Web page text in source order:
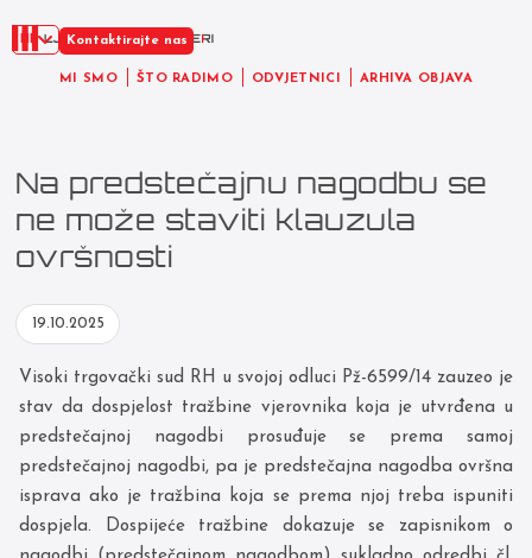
MI SMO ŠTO RADIMO ODVJETNICI ARHIVA OBJAVA
Kontaktirajte nas
Na predstečajnu nagodbu se
ne može staviti klauzula
ovršnosti
19.10.2025
Visoki trgovački sud RH u svojoj odluci Pž-6599/14 zauzeo je
stav da dospjelost tražbine vjerovnika koja je utvrđena u
predstečajnoj nagodbi prosuđuje se prema samoj
predstečajnoj nagodbi, pa je predstečajna nagodba ovršna
isprava ako je tražbina koja se prema njoj treba ispuniti
dospjela. Dospijeće tražbine dokazuje se zapisnikom o